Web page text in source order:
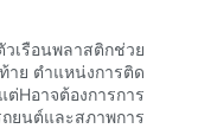
เรือนพลาสติกช่วย
ย ตำแหน่งการติด
Hอาจต้องการการ
ยนต์และสภาพการ